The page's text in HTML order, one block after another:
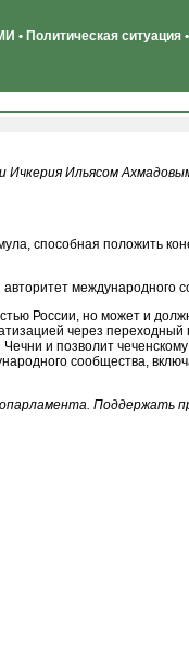
• Политическая ситуация
Ичкерия Ильясом
способная положить
международного
России, но может и
через переходный
и позволит
сообщества,
Поддержать